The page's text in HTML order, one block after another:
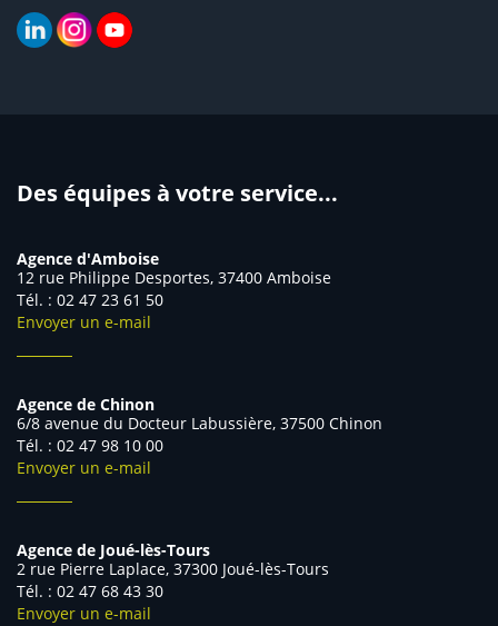
Des équipes à votre service...
Agence d'Amboise
12 rue Philippe Desportes, 37400 Amboise
Tél. : 02 47 23 61 50
Envoyer un e-mail
Agence de Chinon
6/8 avenue du Docteur Labussière, 37500 Chinon
Tél. : 02 47 98 10 00
Envoyer un e-mail
Agence de Joué-lès-Tours
2 rue Pierre Laplace, 37300 Joué-lès-Tours
Tél. : 02 47 68 43 30
Envoyer un e-mail